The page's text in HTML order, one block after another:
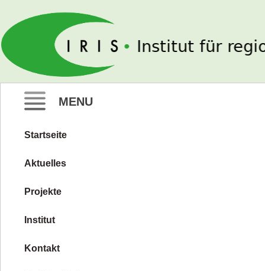
IRIS e. V.
MENU
Zum
springen
Startseite
Aktuelles
Projekte
Institut
Kontakt